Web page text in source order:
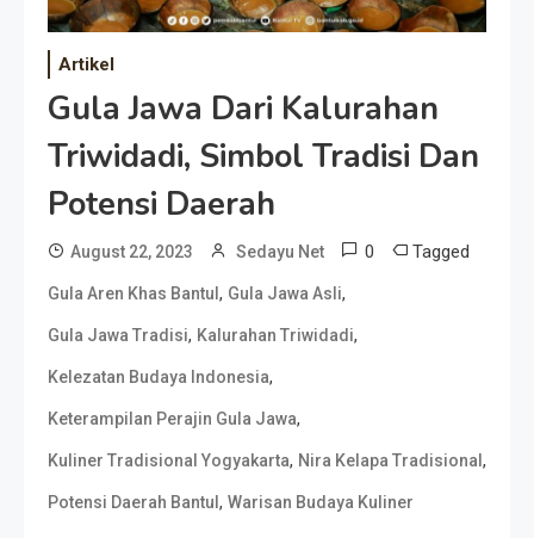
Artikel
Gula Jawa Dari Kalurahan
Triwidadi, Simbol Tradisi Dan
Potensi Daerah
August 22, 2023 Sedayu Net 0 Tagged
Gula Aren Khas Bantul , Gula Jawa Asli,
Gula Jawa Tradisi, Kalurahan Triwidadi,
Kelezatan Budaya Indonesia,
Keterampilan Perajin Gula Jawa,
Kuliner Tradisional Yogyakarta, Nira Kelapa Tradisional ,
Potensi Daerah Bantul , Warisan Budaya Kuliner